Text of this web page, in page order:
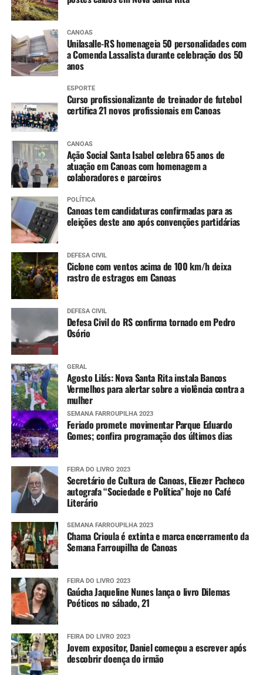
CANOAS
Unilasalle-RS homenageia 50 personalidades com
a Comenda Lassalista durante celebração dos 50
anos
ESPORTE
Curso profissionalizante de treinador de futebol
certifica 21 novos profissionais em Canoas
CANOAS
Ação Social Santa Isabel celebra 65 anos de
atuação em Canoas com homenagem a
colaboradores e parceiros
POLÍTICA
Canoas tem candidaturas confirmadas para as
eleições deste ano após convenções partidárias
DEFESA CIVIL
Ciclone com ventos acima de 100 km/h deixa
rastro de estragos em Canoas
DEFESA CIVIL
Defesa Civil do RS confirma tornado em Pedro
Osório
GERAL
Agosto Lilás: Nova Santa Rita instala Bancos
Vermelhos para alertar sobre a violência contra a
mulher
SEMANA FARROUPILHA 2023
Feriado promete movimentar Parque Eduardo
Gomes; confira programação dos últimos dias
FEIRA DO LIVRO 2023
Secretário de Cultura de Canoas, Eliezer Pacheco
autografa “Sociedade e Política” hoje no Café
Literário
SEMANA FARROUPILHA 2023
Chama Crioula é extinta e marca encerramento da
Semana Farroupilha de Canoas
FEIRA DO LIVRO 2023
Gaúcha Jaqueline Nunes lança o livro Dilemas
Poéticos no sábado, 21
FEIRA DO LIVRO 2023
Jovem expositor, Daniel começou a escrever após
descobrir doença do irmão